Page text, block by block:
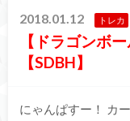
2018.01.12 トレカ
【ドラゴンボ
【SDBH】
にゃんぱすー！ カ